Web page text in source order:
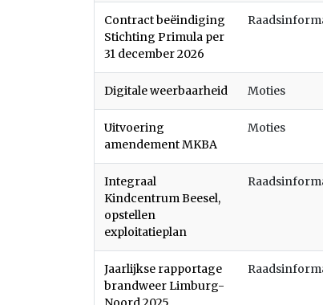
Contract beëindiging
Stichting Primula per
31 december 2026
Digitale weerbaarheid Moties
Uitvoering
amendement MKBA
Moties
Integraal
Kindcentrum Beesel,
opstellen
exploitatieplan
Jaarlijkse rapportage
brandweer Limburg-